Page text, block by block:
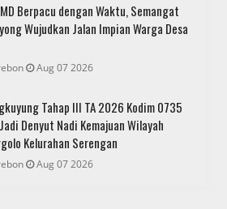
Berpacu dengan Waktu, Semangat
Wujudkan Jalan Impian Warga Desa
Aug 07 2026
Tahap III TA 2026 Kodim 0735
Denyut Nadi Kemajuan Wilayah
Kelurahan Serengan
Aug 07 2026